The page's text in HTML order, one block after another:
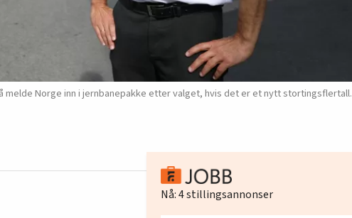
melde Norge inn i jernbanepakke etter valget, hvis det er et nytt stortingsflertall.
Nå:4stillingsannonser